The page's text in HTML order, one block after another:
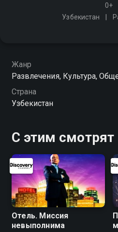
0+
Узбекистан
Жанр
Развлечения, Культура,
Страна
Узбекистан
С этим смотрят
Отель. Миссия
невыполнима